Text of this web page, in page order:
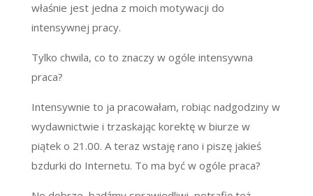
właśnie jest jedna z moich motywacji do
intensywnej pracy.
Tylko chwila, co to znaczy w ogóle intensywna
praca?
Intensywnie to ja pracowałam, robiąc nadgodziny w
wydawnictwie i trzaskając korektę w biurze w
piątek o 21.00. A teraz wstaję rano i piszę jakieś
bzdurki do Internetu. To ma być w ogóle praca?